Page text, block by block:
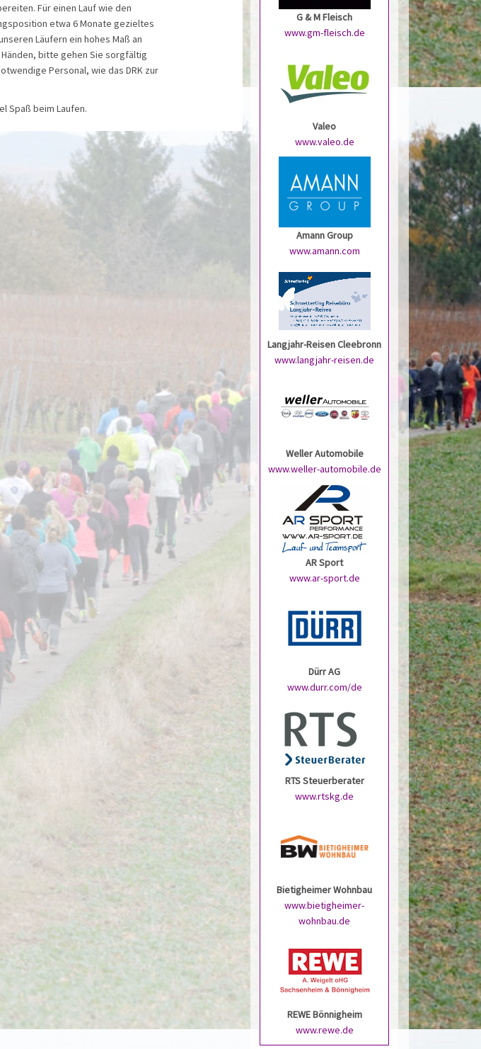
Für einen Lauf wie den
etwa 6 Monate gezieltes
Läufern ein hohes Maß an
bitte gehen Sie sorgfältig
Personal, wie das DRK zur
Spaß beim Laufen.
G & M Fleisch
www.gm-fleisch.de
Valeo
www.valeo.de
Amann Group
www.amann.com
Langjahr-Reisen Cleebronn
www.langjahr-reisen.de
Weller Automobile
www.weller-automobile.de
AR Sport
www.ar-sport.de
Dürr AG
www.durr.com/de
RTS Steuerberater
www.rtskg.de
Bietigheimer Wohnbau
www.bietigheimer-
wohnbau.de
REWE Bönnigheim
www.rewe.de